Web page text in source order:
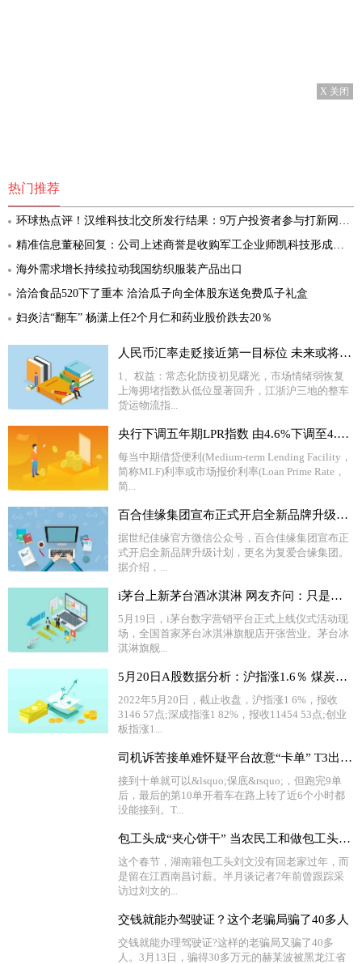
X 关闭
热门推荐
环球热点评！汉维科技北交所发行结果：9万户投资者参与打新网上有效申购倍数91倍
精准信息董秘回复：公司上述商誉是收购军工企业师凯科技形成的，截至目前师凯科技经营状况良好，未发现有减值迹象 环球消息
海外需求增长持续拉动我国纺织服装产品出口
洽洽食品520下了重本 洽洽瓜子向全体股东送免费瓜子礼盒
妇炎洁“翻车” 杨潇上任2个月仁和药业股价跌去20％
人民币汇率走贬接近第一目标位 未来或将走向7.0时代
1、权益：常态化防疫初见曙光，市场情绪弱恢复
上海拥堵指数从低位显著回升，江浙沪三地的整车
货运物流指...
央行下调五年期LPR指数 由4.6%下调至4.45%
每当中期借贷便利(Medium-term Lending Facility，
简称MLF)利率或市场报价利率(Loan Prime Rate，
简...
百合佳缘集团宣布正式开启全新品牌升级计划 更名为“复爱合缘集团”
据世纪佳缘官方微信公众号，百合佳缘集团宣布正
式开启全新品牌升级计划，更名为复爱合缘集团。
据介绍，...
i茅台上新茅台酒冰淇淋 网友齐问：只是多少度的？
5月19日，i茅台数字营销平台正式上线仪式活动现
场，全国首家茅台冰淇淋旗舰店开张营业。茅台冰
淇淋旗舰...
5月20日A股数据分析：沪指涨1.6％ 煤炭板块全天走强
2022年5月20日，截止收盘，沪指涨1 6%，报收
3146 57点;深成指涨1 82%，报收11454 53点;创业
板指涨1...
司机诉苦接单难怀疑平台故意“卡单” T3出行回应
接到十单就可以&lsquo;保底&rsquo;，但跑完9单
后，最后的第10单开着车在路上转了近6个小时都
没能接到。T...
包工头成“夹心饼干” 当农民工和做包工头有啥区别？
这个春节，湖南籍包工头刘文没有回老家过年，而
是留在江西南昌讨薪。半月谈记者7年前曾跟踪采
访过刘文的...
交钱就能办驾驶证？这个老骗局骗了40多人
交钱就能办理驾驶证?这样的老骗局又骗了40多
人。3月13日，骗得30多万元的赫某波被黑龙江省